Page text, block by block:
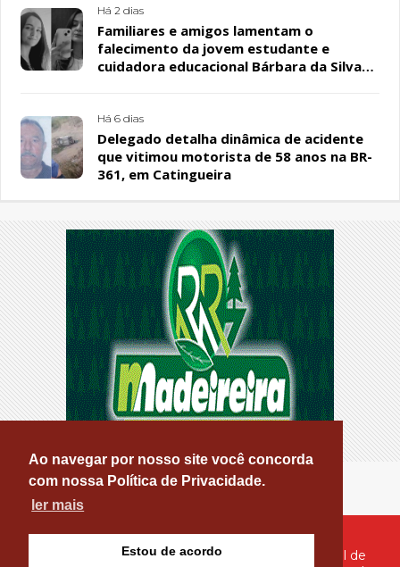
Ao navegar por nosso site você concorda
com nossa Política de Privacidade.
ler mais
Estou de acordo
Há 2 dias
Familiares e amigos lamentam o
falecimento da jovem estudante e
cuidadora educacional Bárbara da Silva
Há 6 dias
Delegado detalha dinâmica de acidente
que vitimou motorista de 58 anos na BR-
361, em Catingueira
© Copyright 2026 - PATOS ONLINE - O seu Portal de